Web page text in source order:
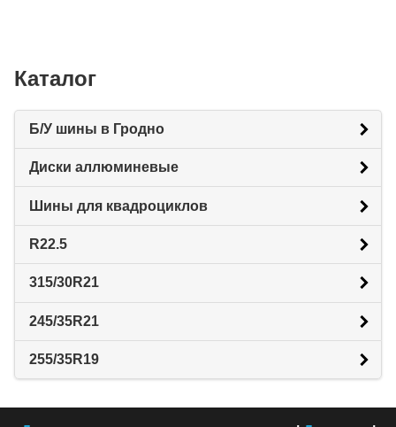
Каталог
Б/У шины в Гродно
Диски аллюминевые
Шины для квадроциклов
R22.5
315/30R21
245/35R21
255/35R19